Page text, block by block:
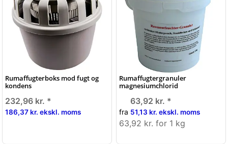
Rumaffugterboks mod fugt og
kondens
232,96 kr. *
186,37 kr. ekskl. moms
Rumaffugtergranuler
magnesiumchlorid
fra
63,92 kr. *
51,13 kr. ekskl. moms
63,92 kr. for 1 kg